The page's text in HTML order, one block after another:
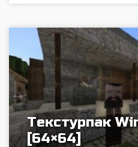
Текстурпак
[64×64]